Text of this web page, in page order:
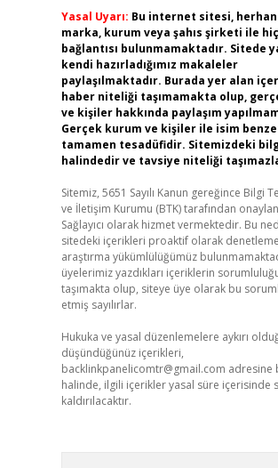
Yasal Uyarı: Bu internet sitesi,
marka, kurum veya şahıs şirketi ile
bağlantısı bulunmamaktadır. Sitede
kendi hazırladığımız makaleler
paylaşılmaktadır. Burada yer alan
haber niteliği taşımamakta olup,
ve kişiler hakkında paylaşım
Gerçek kurum ve kişiler ile isim
tamamen tesadüfidir. Sitemizdeki
halindedir ve tavsiye niteliği
Sitemiz, 5651 Sayılı Kanun gereğince Bilgi
ve İletişim Kurumu (BTK) tarafından
Sağlayıcı olarak hizmet vermektedir. Bu
sitedeki içerikleri proaktif olarak
araştırma yükümlülüğümüz
üyelerimiz yazdıkları içeriklerin
taşımakta olup, siteye üye olarak bu
etmiş sayılırlar.
Hukuka ve yasal düzenlemelere aykırı
düşündüğünüz içerikleri,
backlinkpanelicomtr@gmail.com adresine
halinde, ilgili içerikler yasal süre içerisinde
kaldırılacaktır.